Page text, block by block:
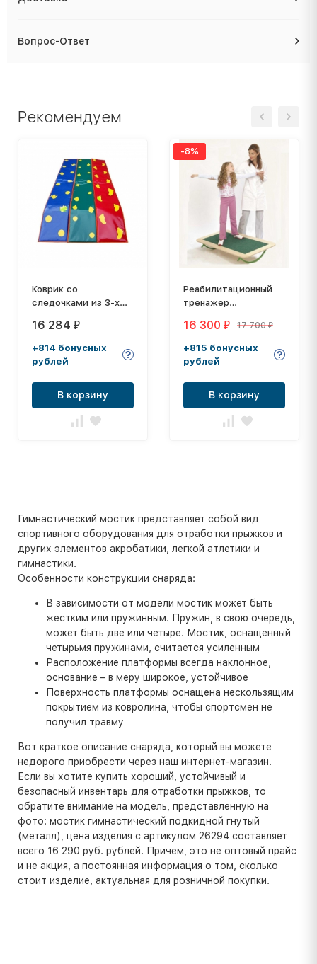
Вопрос-Ответ
Рекомендуем
Коврик со
следочками из 3-х
16 284 ₽
+814 бонусных
рублей
В корзину
-8%
Реабилитационный
тренажер
16 300 ₽ 17 700₽
+815 бонусных
рублей
В корзину
Гимнастический мостик представляет собой вид
спортивного оборудования для отработки прыжков и
других элементов акробатики, легкой атлетики и
гимнастики.
Особенности конструкции снаряда:
В зависимости от модели мостик может быть
жестким или пружинным. Пружин, в свою очередь,
может быть две или четыре. Мостик, оснащенный
четырьмя пружинами, считается усиленным
Расположение платформы всегда наклонное,
основание – в меру широкое, устойчивое
Поверхность платформы оснащена нескользящим
покрытием из ковролина, чтобы спортсмен не
получил травму
Вот краткое описание снаряда, который вы можете
недорого приобрести через наш интернет-магазин.
Если вы хотите купить хороший, устойчивый и
безопасный инвентарь для отработки прыжков, то
обратите внимание на модель, представленную на
фото: мостик гимнастический подкидной гнутый
(металл), цена изделия с артикулом 26294 составляет
всего 16 290 руб. рублей. Причем, это не оптовый прайс
и не акция, а постоянная информация о том, сколько
стоит изделие, актуальная для розничной покупки.